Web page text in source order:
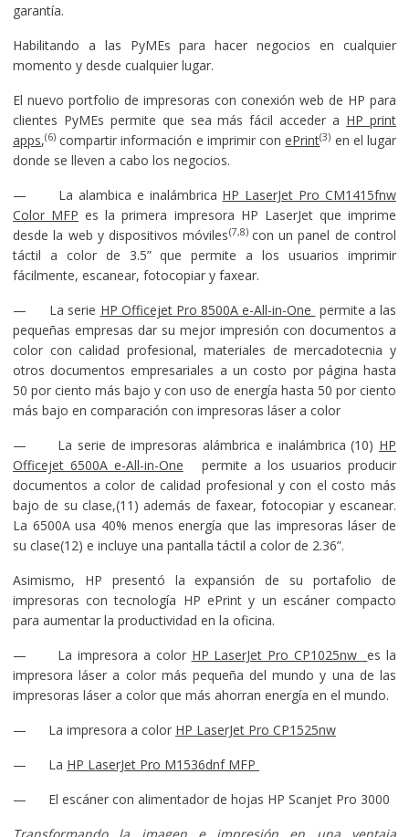
garantía.
Habilitando a las PyMEs para hacer negocios en cualquier
momento y desde cualquier lugar.
El nuevo portfolio de impresoras con conexión web de HP para
clientes PyMEs permite que sea más fácil acceder a HP print
apps,(6)compartir información e imprimir conePrint(3) en el lugar
donde se lleven a cabo los negocios.
— La alambica e inalámbrica HP LaserJet Pro CM1415fnw
Color MFP es la primera impresora HP LaserJet que imprime
desde la web y dispositivos móviles(7,8) con un panel de control
táctil a color de 3.5” que permite a los usuarios imprimir
fácilmente, escanear, fotocopiar y faxear.
— La serie HP Officejet Pro 8500A e-All-in-One permite a las
pequeñas empresas dar su mejor impresión con documentos a
color con calidad profesional, materiales de mercadotecnia y
otros documentos empresariales a un costo por página hasta
50 por ciento más bajo y con uso de energía hasta 50 por ciento
más bajo en comparación con impresoras láser a color
— La serie de impresoras alámbrica e inalámbrica (10) HP
Officejet 6500A e-All-in-One permite a los usuarios producir
documentos a color de calidad profesional y con el costo más
bajo de su clase,(11) además de faxear, fotocopiar y escanear.
La 6500A usa 40% menos energía que las impresoras láser de
su clase(12) e incluye una pantalla táctil a color de 2.36”.
Asimismo, HP presentó la expansión de su portafolio de
impresoras con tecnología HP ePrint y un escáner compacto
para aumentar la productividad en la oficina.
— La impresora a color HP LaserJet Pro CP1025nw es la
impresora láser a color más pequeña del mundo y una de las
impresoras láser a color que más ahorran energía en el mundo.
— La impresora a color HP LaserJet Pro CP1525nw
— La HP LaserJet Pro M1536dnf MFP
— El escáner con alimentador de hojas HP Scanjet Pro 3000